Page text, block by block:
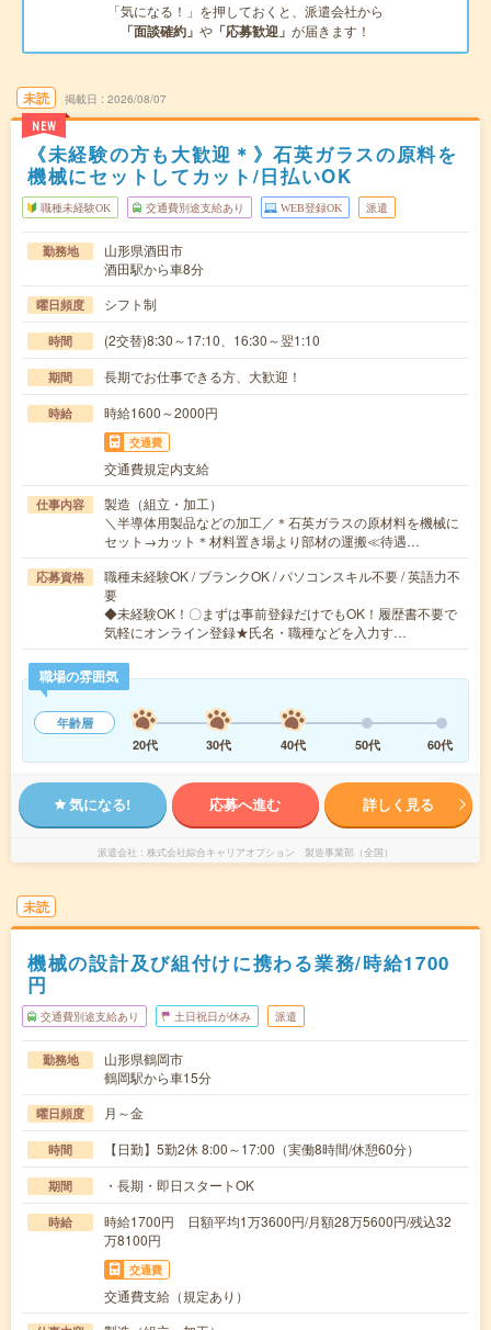
「気になる！」を押しておくと、派遣会社から
「面談確約」 や 「応募歓迎」 が届きます！
未読
NEW
掲載日 2026/08/07
《未経験の方も大歓迎＊》石英ガラスの原料を
機械にセットしてカット/日払いOK
職種未経験OK 交通費別途支給あり WEB登録OK 派遣
勤務地
山形県酒田市
酒田駅から車8分
曜日頻度 シフト制
時間 (2交替)8:30～17:10、16:30～翌1:10
期間 長期でお仕事できる方、大歓迎！
時給 時給1600～2000円
交通費
交通費規定内支給
仕事内容
製造（組立・加工）
＼半導体用製品などの加工／＊石英ガラスの原材料を機械に
セット→カット＊材料置き場より部材の運搬≪待遇…
応募資格
職種未経験OK / ブランクOK / パソコンスキル不要 / 英語力不
要
◆未経験OK！〇まずは事前登録だけでもOK！履歴書不要で
気軽にオンライン登録★氏名・職種などを入力す…
職場の雰囲気
年齢層
20代
30代 40代 50代 60代
気になる! 応募へ進む 詳しく見る
派遣会社 株式会社綜合キャリアオプション 製造事業部（全国）
未読
機械の設計及び組付けに携わる業務/時給1700
円
交通費別途支給あり 土日祝日が休み 派遣
勤務地
山形県鶴岡市
鶴岡駅から車15分
曜日頻度 月～金
時間 【日勤】5勤2休 8:00～17:00（実働8時間/休憩60分）
期間 ・長期・即日スタートOK
時給
時給1700円 日額平均1万3600円/月額28万5600円/残込32
万8100円
交通費
交通費支給（規定あり）